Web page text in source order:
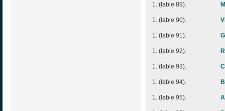
1. (table 89).
1. (table 90).
1. (table 91).
1. (table 92).
1. (table 93).
1. (table 94).
1. (table 95).